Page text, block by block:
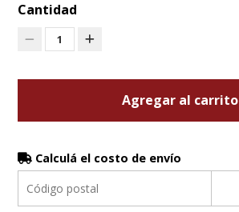
Cantidad
1
Agregar al carrito
Calculá el costo de envío